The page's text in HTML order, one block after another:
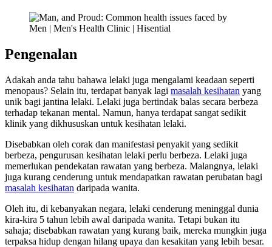
Pengenalan
Adakah anda tahu bahawa lelaki juga mengalami keadaan seperti
menopaus? Selain itu, terdapat banyak lagi masalah kesihatan yang
unik bagi jantina lelaki. Lelaki juga bertindak balas secara berbeza
terhadap tekanan mental. Namun, hanya terdapat sangat sedikit
klinik yang dikhususkan untuk kesihatan lelaki.
Disebabkan oleh corak dan manifestasi penyakit yang sedikit
berbeza, pengurusan kesihatan lelaki perlu berbeza. Lelaki juga
memerlukan pendekatan rawatan yang berbeza. Malangnya, lelaki
juga kurang cenderung untuk mendapatkan rawatan perubatan bagi
masalah kesihatan daripada wanita.
Oleh itu, di kebanyakan negara, lelaki cenderung meninggal dunia
kira-kira 5 tahun lebih awal daripada wanita. Tetapi bukan itu
sahaja; disebabkan rawatan yang kurang baik, mereka mungkin juga
terpaksa hidup dengan hilang upaya dan kesakitan yang lebih besar.